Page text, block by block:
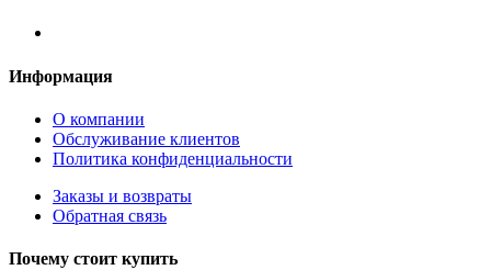
Информация
О компании
Обслуживание клиентов
Политика конфиденциальности
Заказы и возвраты
Обратная связь
Почему стоит купить